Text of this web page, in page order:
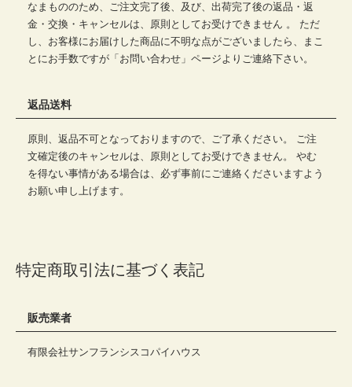
なまもののため、ご注文完了後、及び、出荷完了後の返品・返
金・交換・キャンセルは、原則としてお受けできません 。 ただ
し、お客様にお届けした商品に不明な点がございましたら、まこ
とにお手数ですが「お問い合わせ」ページよりご連絡下さい。
返品送料
原則、返品不可となっておりますので、ご了承ください。 ご注
文確定後のキャンセルは、原則としてお受けできません。 やむ
を得ない事情がある場合は、必ず事前にご連絡くださいますよう
お願い申し上げます。
特定商取引法に基づく表記
販売業者
有限会社サンフランシスコパイハウス